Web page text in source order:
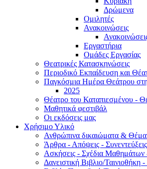
Δρώμενα
Ομιλητές
Ανακοινώσεις
Εργαστήρια
Ομάδες Εργασίας
Θεατρικές Κατασκηνώσεις
Περιοδικό Εκπαίδευση και
Παγκόσμια Ημέρα Θεάτρου
2025
Θέατρο του Καταπιεσμένου -
Μαθητικά φεστιβάλ
Οι εκδόσεις μας
Χρήσιμο Υλικό
Ανθρώπινα δικαιώματα &
Άρθρα - Απόψεις - Συνεντεύξεις
Ασκήσεις - Σχέδια Μαθημάτων
Δανειστική Βιβλιο/Ταινιοθήκη